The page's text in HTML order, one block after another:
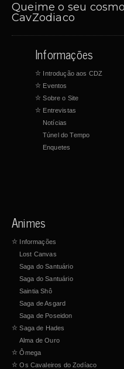
Queime o seu
CavZodiaco
Informações
☆ Introdução aos CDZ
☆ Eventos
☆ Sobre o Site
☆ Entrevistas
Notícias
Túnel do Tempo
Enquetes
Animes
☆ Informações
Lost Canvas
Saga do Santuário
Saga do Santuário
Saintia Shô
Saga de Asgard
Saga de Poseidon
☆ Saga de Hades
Alma de Ouro
☆ Ômega
☆ Os Cavaleiros do Zodíaco